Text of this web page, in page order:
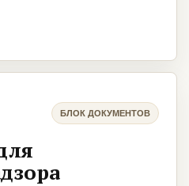
БЛОК ДОКУМЕНТОВ